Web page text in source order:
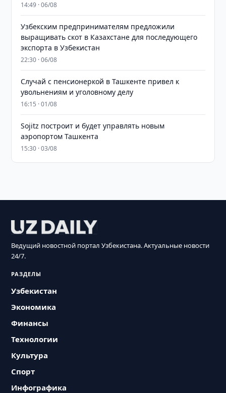
14:49 · 06/08
Узбекским предпринимателям предложили
выращивать скот в Казахстане для последующего
экспорта в Узбекистан
22:30 · 06/08
Случай с пенсионеркой в Ташкенте привел к
увольнениям и уголовному делу
16:15 · 01/08
Sojitz построит и будет управлять новым
аэропортом Ташкента
15:30 · 03/08
Ведущий новостной портал Узбекистана. Актуальные новости
24/7.
РАЗДЕЛЫ
Узбекистан
Экономика
Финансы
Технологии
Культура
Спорт
Инфографика